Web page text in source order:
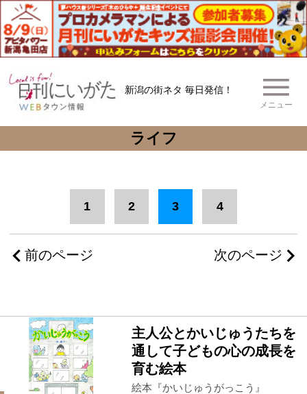
新潟の街ネタ 毎日発信！
メニュー
ライフ
前のページ
1 2 3 4
次のページ
主人公とかいじゅうたちを
通して子どもの心の成長を
育む絵本
絵本『かいじゅうがっこう』